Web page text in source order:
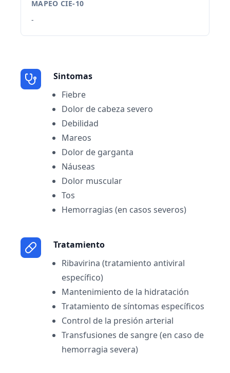
MAPEO CIE-10
-
Sintomas
Fiebre
Dolor de cabeza severo
Debilidad
Mareos
Dolor de garganta
Náuseas
Dolor muscular
Tos
Hemorragias (en casos severos)
Tratamiento
Ribavirina (tratamiento antiviral
específico)
Mantenimiento de la hidratación
Tratamiento de síntomas específicos
Control de la presión arterial
Transfusiones de sangre (en caso de
hemorragia severa)